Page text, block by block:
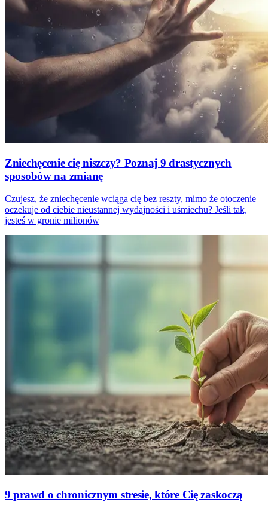
Zniechęcenie cię niszczy? Poznaj 9 drastycznych
sposobów na zmianę
Czujesz, że zniechęcenie wciąga cię bez reszty, mimo że otoczenie
oczekuje od ciebie nieustannej wydajności i uśmiechu? Jeśli tak,
jesteś w gronie milionów
9 prawd o chronicznym stresie, które Cię zaskoczą